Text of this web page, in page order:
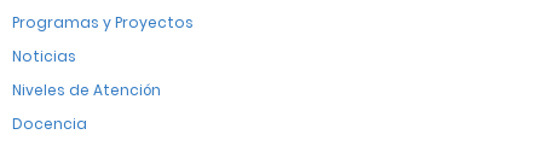
Programas y Proyectos
Noticias
Niveles de Atención
Docencia